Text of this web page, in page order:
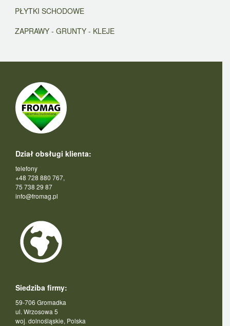
PŁYTKI SCHODOWE
ZAPRAWY - GRUNTY - KLEJE
Dział obsługi klienta:
telefony
+48 728 880 767,
75 738 29 87
info@fromag.pl
Siedziba firmy:
59-706 Gromadka
ul. Wrzosowa 5
woj. dolnośląskie, Polska